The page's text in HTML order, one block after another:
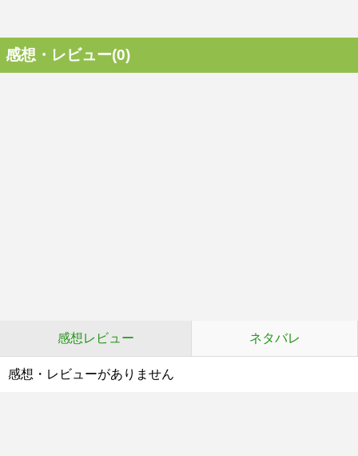
感想・レビュー(0)
感想レビュー ネタバレ
感想・レビューがありません